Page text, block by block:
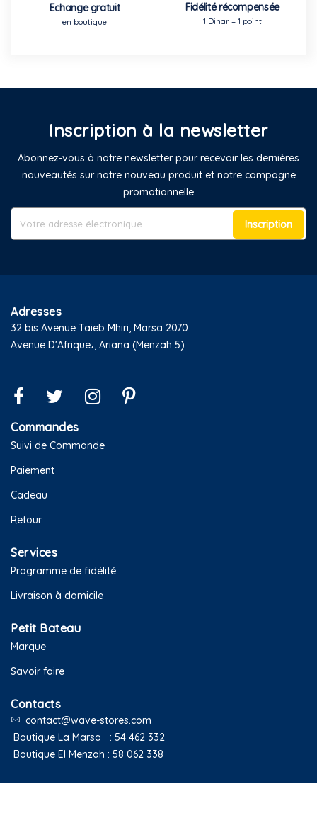
Echange gratuit
en boutique
Fidélité récompensée
1 Dinar = 1 point
Inscription à la newsletter
Abonnez-vous à notre newsletter pour recevoir les dernières
nouveautés sur notre nouveau produit et notre campagne
promotionnelle
Inscription
Adresses
32 bis Avenue Taieb Mhiri, Marsa 2070
Avenue D'Afrique،, Ariana (Menzah 5)
Commandes
Suivi de Commande
Paiement
Cadeau
Retour
Services
Programme de fidélité
Livraison à domicile
Petit Bateau
Marque
Savoir faire
Contacts
contact@wave-stores.com
Boutique La Marsa : 54 462 332
Boutique El Menzah : 58 062 338